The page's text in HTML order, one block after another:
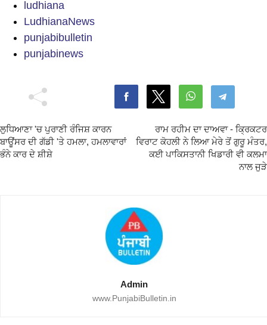
ludhiana
LudhianaNews
punjabibulletin
punjabinews
ਲੁਧਿਆਣਾ 'ਚ ਪੁਰਾਣੀ ਰੰਜਿਸ਼ ਕਾਰਨ
ਬਾਊਂਸਰ ਦੀ ਗੱਡੀ 'ਤੇ ਹਮਲਾ, ਹਮਲਾਵਾਰਾਂ
ਭੰਨੇ ਕਾਰ ਦੇ ਸ਼ੀਸ਼ੇ
ਰਾਮ ਰਹੀਮ ਦਾ ਦਾਅਵਾ - ਕ੍ਰਿਕਟਰ
ਵਿਰਾਟ ਕੋਹਲੀ ਨੇ ਲਿਆ ਮੇਰੇ ਤੋਂ ਗੁਰੂ ਮੰਤਰ,
ਕਈ ਪਾਕਿਸਤਾਨੀ ਖਿਡਾਰੀ ਵੀ ਕਲਮਾ
ਨਾਲ ਜੁੜੇ
Admin
www.PunjabiBulletin.in